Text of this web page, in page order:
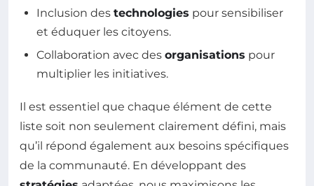
Inclusion des technologies pour sensibiliser
et éduquer les citoyens.
Collaboration avec des organisations pour
multiplier les initiatives.
Il est essentiel que chaque élément de cette
liste soit non seulement clairement défini, mais
qu’il répond également aux besoins spécifiques
de la communauté. En développant des